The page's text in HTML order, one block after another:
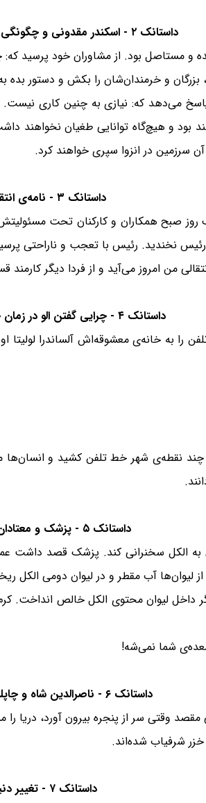
داستانک ۲ - اسکندر مقدونی و چگونگی حکومت بر ایرانیان
و مستاصل بود. از مشاوران خود
و خرمندان‌شان را بکش و دستور بده
می‌دهد که: نیازی به چنین کاری نیست.
بود و هیچ‌گاه توانایی طغیان نخواهند
سرزمین در انزوا سپری خواهند کرد.
داستانک ۳ - نامه‌ی انتقالی
صبح همکاران و کارکنان تحت
رئیس نخندید. رئیس با تعجب و ناراحتی
من امروز می‌آید و از فردا دیگر
داستانک ۴ - چرایی گفتن الو در زمان جواب دادن تلفن
را به خانه‌ی معشوقه‌اش آلساندرا
نقطه‌ی شهر خط تلفن کشید و انسان‌ها
داستانک ۵ - پزشک و معتادان به الکل
الکل سخنرانی کند. پزشک قصد داشت
آب مقطر و در لیوان دومی الکل
داخل لیوان محتوی الکل خالص
شما نمی‌شه!
داستانک ۶ - ناصرالدین شاه و چاپلوسی درباریان
مقصد وقتی سر از پنجره بیرون آورد،
شرفیاب شده‌اند.
داستانک ۷ - تغییر دنیا